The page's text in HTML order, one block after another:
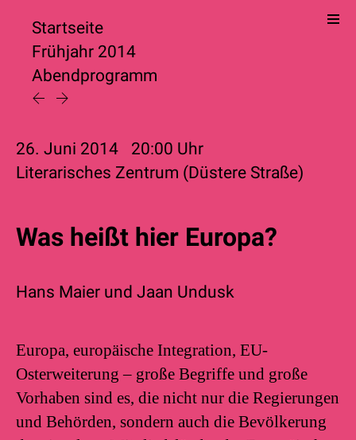
Startseite
Frühjahr 2014
Abendprogramm
26. Juni 2014 20:00 Uhr
Literarisches Zentrum (Düstere Straße)
Was heißt hier Europa?
Hans Maier und Jaan Undusk
Europa, europäische Integration, EU-
Osterweiterung – große Begriffe und große
Vorhaben sind es, die nicht nur die Regierungen
und Behörden, sondern auch die Bevölkerung